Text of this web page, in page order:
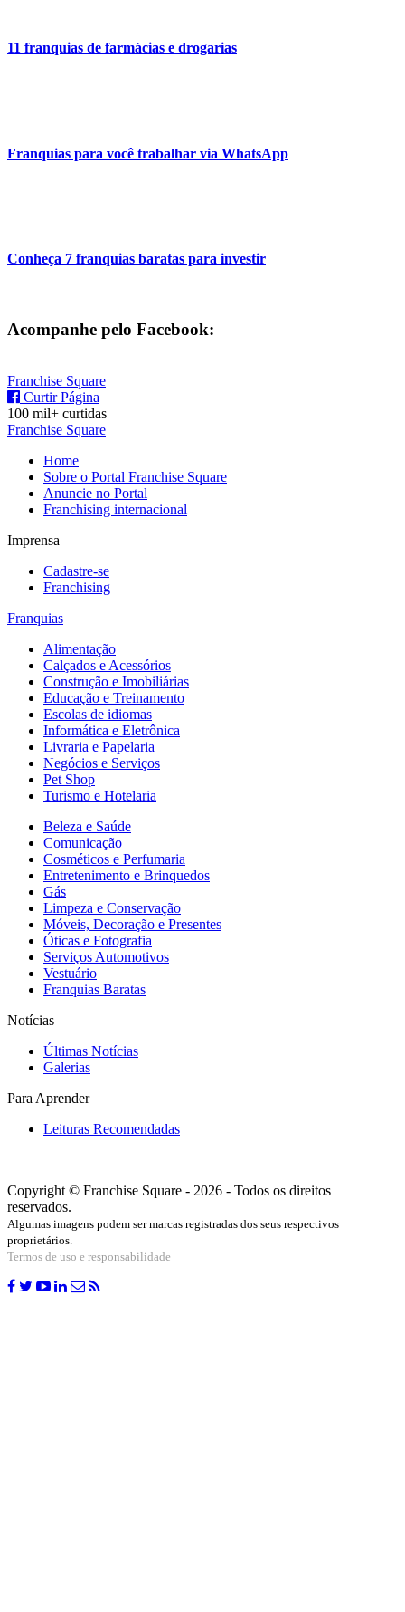
11 franquias de farmácias e drogarias
Franquias para você trabalhar via WhatsApp
Conheça 7 franquias baratas para investir
Acompanhe pelo Facebook:
Franchise Square
Curtir Página
100 mil+ curtidas
Franchise Square
Home
Sobre o Portal Franchise Square
Anuncie no Portal
Franchising internacional
Imprensa
Cadastre-se
Franchising
Franquias
Alimentação
Calçados e Acessórios
Construção e Imobiliárias
Educação e Treinamento
Escolas de idiomas
Informática e Eletrônica
Livraria e Papelaria
Negócios e Serviços
Pet Shop
Turismo e Hotelaria
Beleza e Saúde
Comunicação
Cosméticos e Perfumaria
Entretenimento e Brinquedos
Gás
Limpeza e Conservação
Móveis, Decoração e Presentes
Óticas e Fotografia
Serviços Automotivos
Vestuário
Franquias Baratas
Notícias
Últimas Notícias
Galerias
Para Aprender
Leituras Recomendadas
Copyright © Franchise Square - 2026 - Todos os direitos
reservados.
Algumas imagens podem ser marcas registradas dos seus respectivos
proprietários.
Termos de uso e responsabilidade